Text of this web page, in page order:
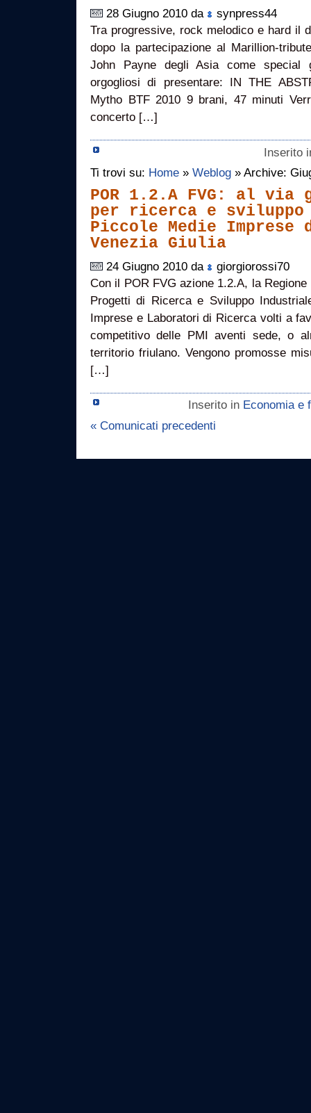
28 Giugno 2010 da
synpress44
Tra progressive, rock melodico e hard il
dopo la partecipazione al Marillion-
John Payne degli Asia come special
orgogliosi di presentare: IN THE
Mytho BTF 2010 9 brani, 47 minuti
concerto […]
Inserito
Ti trovi su: Home » Weblog » Archive:
POR 1.2.A FVG: al
per ricerca e
Piccole Medie
Venezia Giulia
24 Giugno 2010 da
giorgiorossi70
Con il POR FVG azione 1.2.A, la
Progetti di Ricerca e Sviluppo
Imprese e Laboratori di Ricerca volti a
competitivo delle PMI aventi sede, o
territorio friulano. Vengono promosse
[…]
Inserito in Economia e
« Comunicati precedenti